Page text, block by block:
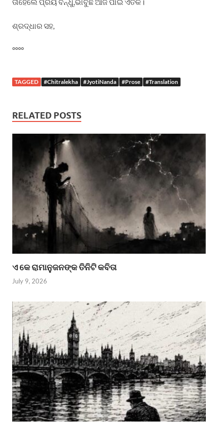
ଶ୍ରଦ୍ଧାର ସହ,
°°°°
TAGGED #Chitralekha #JyotiNanda #Prose #Translation
RELATED POSTS
ଏ କେ ରାମାନୁଜନଙ୍କ ତିନିଟି କବିତା
July 9, 2026